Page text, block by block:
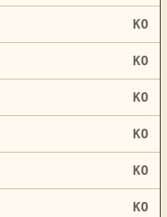
KO
KO
KO
KO
KO
KO